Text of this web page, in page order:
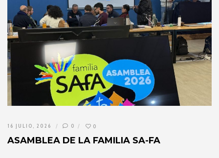
16 JULIO, 2026 0 0
ASAMBLEA DE LA FAMILIA SA-FA